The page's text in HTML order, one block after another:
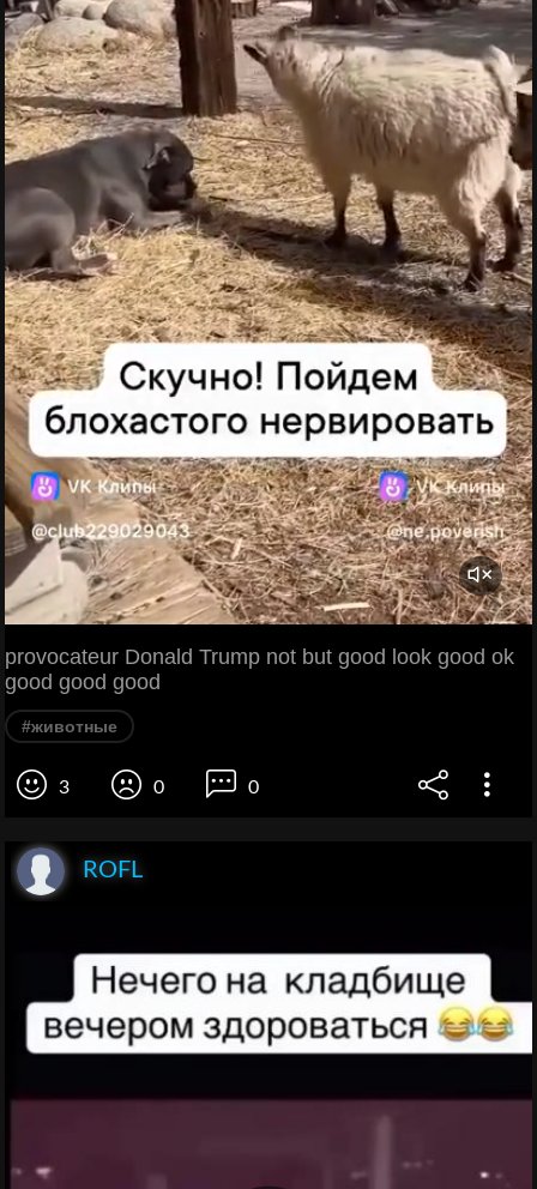
provocateur Donald Trump not but good look good ok
good good good
#животные
3 0 0
ROFL